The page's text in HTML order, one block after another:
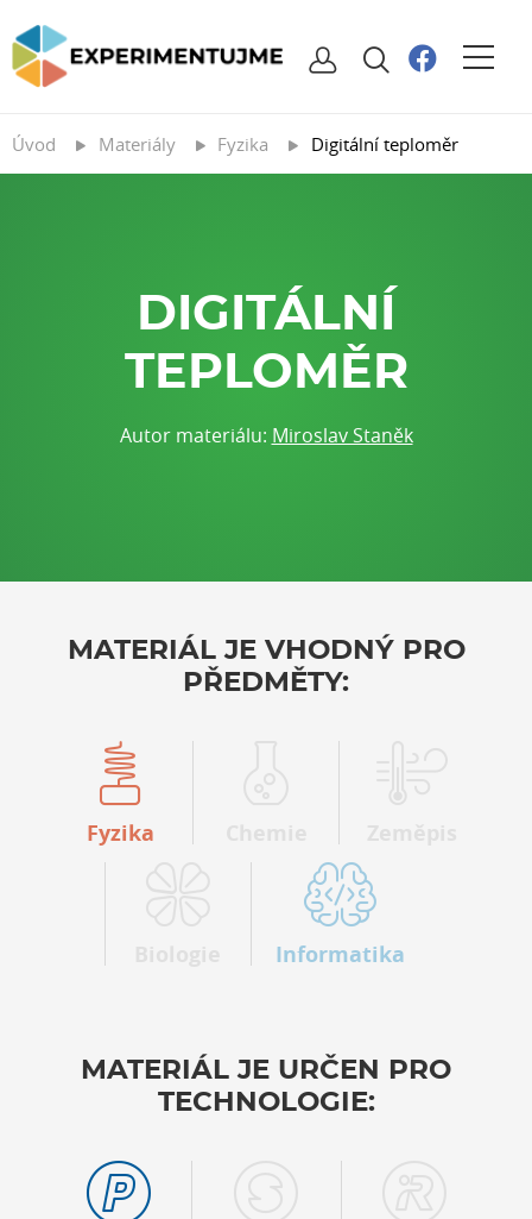
Úvod Materiály Fyzika Digitální teploměr
DIGITÁLNÍ
TEPLOMĚR
Autor materiálu: Miroslav Staněk
MATERIÁL JE VHODNÝ PRO
PŘEDMĚTY:
Fyzika
Informatika
MATERIÁL JE URČEN PRO
TECHNOLOGIE: